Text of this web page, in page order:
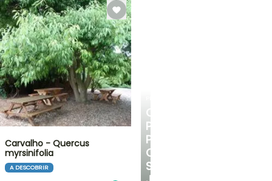
CONSELHOS
PERSONALIZADOS
PARA
O
SEU
Carvalho - Quercus
myrsinifolia
A DESCOBRIR